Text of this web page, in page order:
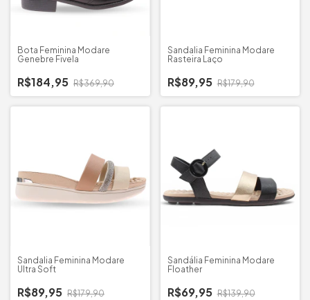
Bota Feminina Modare
Genebre Fivela
R$184,95 R$369,90
Sandalia Feminina Modare
Rasteira Laço
R$89,95 R$179,90
Sandalia Feminina Modare
Ultra Soft
R$89,95 R$179,90
Sandália Feminina Modare
Floather
R$69,95 R$139,90